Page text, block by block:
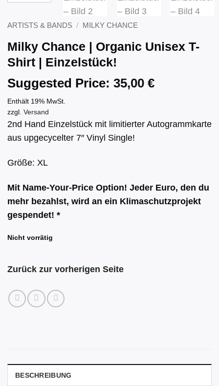
ARTISTS & BANDS / MILKY CHANCE
Milky Chance | Organic Unisex T-
Shirt | Einzelstück!
Suggested Price: 35,00 €
Enthält 19% MwSt.
zzgl. Versand
2nd Hand Einzelstück mit limitierter Autogrammkarte
aus upgecycelter 7″ Vinyl Single!
Größe: XL
Mit Name-Your-Price Option! Jeder Euro, den du
mehr bezahlst, wird an ein Klimaschutzprojekt
gespendet! *
Nicht vorrätig
Zurück zur vorherigen Seite
BESCHREIBUNG